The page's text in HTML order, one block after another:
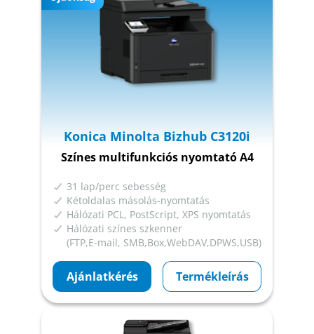
Konica Minolta Bizhub C3120i
Színes multifunkciós nyomtató A4
31 lap/perc sebesség
Kétoldalas másolás-nyomtatás
Hálózati PCL, PostScript, XPS nyomtatás
Hálózati színes szkenner
(FTP,E-mail, SMB,Box,WebDAV,DPWS,USB)
Ajánlatkérés Termékleírás